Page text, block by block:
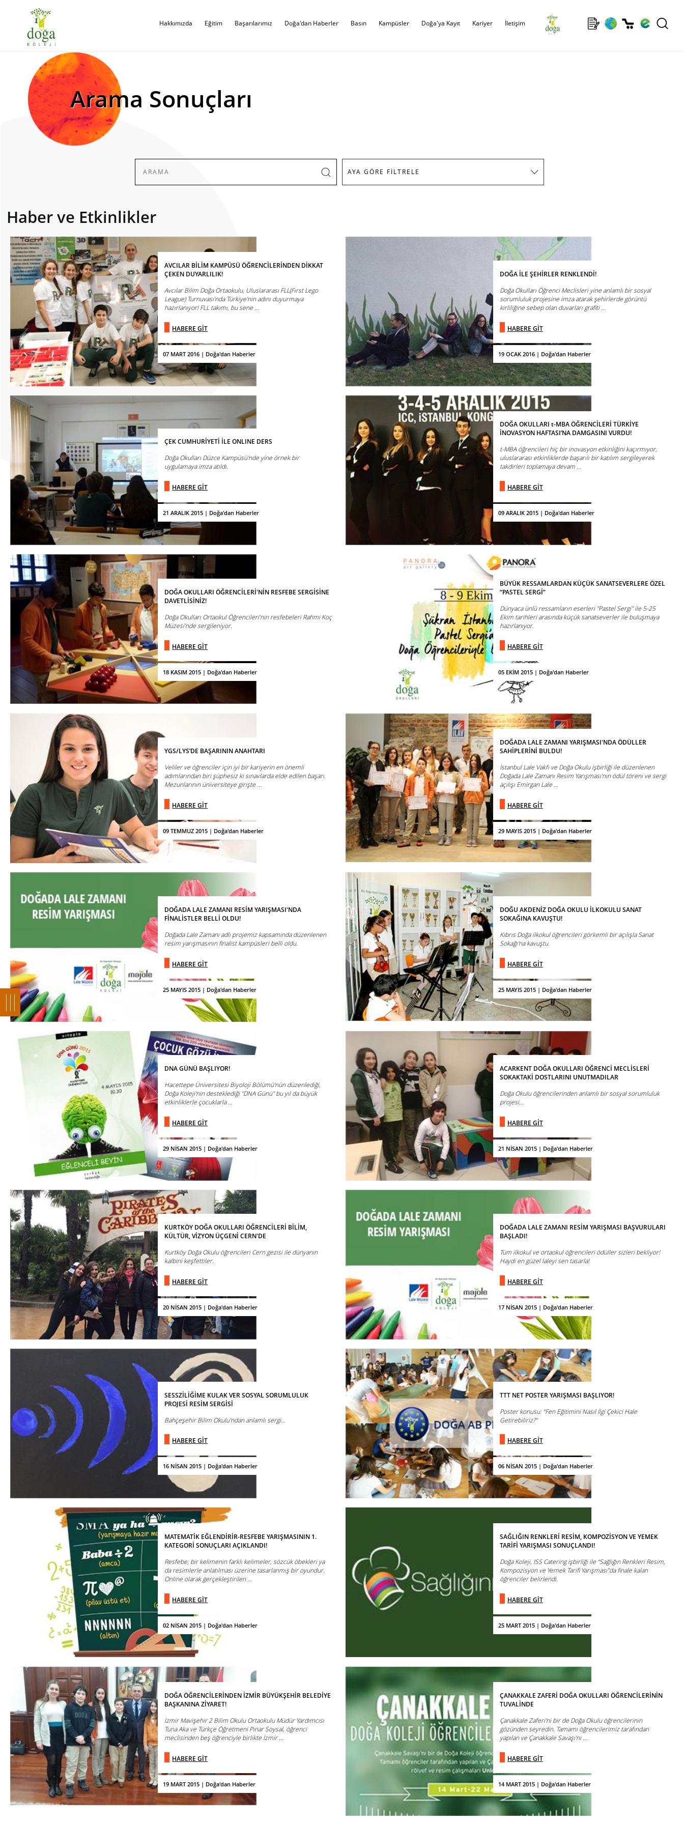
Hakkımızda Eğitim Başarılarımız Doğa'dan Haberler Basın Kampüsler Doğa'ya Kayıt Kariyer İletişim
Arama Sonuçları
Haber ve Etkinlikler
07 MART 2016 | Doğa'dan Haberler
AVCILAR BİLİM KAMPÜSÜ ÖĞRENCİLERİNDEN DİKKAT
ÇEKEN DUYARLILIK!
Avcılar Bilim Doğa Ortaokulu, Uluslararası FLL(Fırst Lego
League) Turnuvası’nda Türkiye'nin adını duyurmaya
hazırlanıyor! FLL takımı, bu sene ...
HABERE GİT
19 OCAK 2016 | Doğa'dan Haberler
DOĞA İLE ŞEHİRLER RENKLENDİ!
Doğa Okulları Öğrenci Meclisleri yine anlamlı bir sosyal
sorumluluk projesine imza atarak şehirlerde görüntü
kirliliğine sebep olan duvarları grafiti ...
HABERE GİT
21 ARALIK 2015 | Doğa'dan Haberler
ÇEK CUMHURİYETİ İLE ONLINE DERS
Doğa Okulları Düzce Kampüsü'nde yine örnek bir
uygulamaya imza atıldı.
HABERE GİT
09 ARALIK 2015 | Doğa'dan Haberler
DOĞA OKULLARI t-MBA ÖĞRENCİLERİ TÜRKİYE
İNOVASYON HAFTASI’NA DAMGASINI VURDU!
t-MBA öğrencileri hiç bir inovasyon etkinliğini kaçırmıyor,
uluslararası etkinliklerde başarılı bir katılım sergileyerek
takdirleri toplamaya devam ...
HABERE GİT
18 KASIM 2015 | Doğa'dan Haberler
DOĞA OKULLARI ÖĞRENCİLERİ'NİN RESFEBE SERGİSİNE
DAVETLİSİNİZ!
Doğa Okulları Ortaokul Öğrencileri’nin resfebeleri Rahmi Koç
Müzesi’nde sergileniyor.
HABERE GİT
05 EKİM 2015 | Doğa'dan Haberler
BÜYÜK RESSAMLARDAN KÜÇÜK SANATSEVERLERE ÖZEL
“PASTEL SERGİ”
Dünyaca ünlü ressamların eserleri "Pastel Sergi" ile 5-25
Ekim tarihleri arasında küçük sanatseverler ile buluşmaya
hazırlanıyor.
HABERE GİT
09 TEMMUZ 2015 | Doğa'dan Haberler
YGS/LYS’DE BAŞARININ ANAHTARI
Veliler ve öğrenciler için iyi bir kariyerin en önemli
adımlarından biri şüphesiz ki sınavlarda elde edilen başarı.
Mezunlarının üniversiteye girişte ...
HABERE GİT
29 MAYIS 2015 | Doğa'dan Haberler
DOĞADA LALE ZAMANI YARIŞMASI'NDA ÖDÜLLER
SAHİPLERİNİ BULDU!
İstanbul Lale Vakfı ve Doğa Okulu işbirliği ile düzenlenen
Doğada Lale Zamanı Resim Yarışması’nın ödül töreni ve sergi
açılışı Emirgan Lale ...
HABERE GİT
25 MAYIS 2015 | Doğa'dan Haberler
DOĞADA LALE ZAMANI RESİM YARIŞMASI'NDA
FİNALİSTLER BELLİ OLDU!
Doğada Lale Zamanı adlı projemiz kapsamında düzenlenen
resim yarışmasının finalist kampüsleri belli oldu.
HABERE GİT
25 MAYIS 2015 | Doğa'dan Haberler
DOĞU AKDENİZ DOĞA OKULU İLKOKULU SANAT
SOKAĞINA KAVUŞTU!
Kıbrıs Doğa ilkokul öğrencileri görkemli bir açılışla Sanat
Sokağı'na kavuştu.
HABERE GİT
29 NİSAN 2015 | Doğa'dan Haberler
DNA GÜNÜ BAŞLIYOR!
Hacettepe Üniversitesi Biyoloji Bölümü'nün düzenlediği,
Doğa Koleji'nin desteklediği "DNA Günü" bu yıl da büyük
etkinliklerle çocuklarla ...
HABERE GİT
21 NİSAN 2015 | Doğa'dan Haberler
ACARKENT DOĞA OKULLARI ÖĞRENCİ MECLİSLERİ
SOKAKTAKİ DOSTLARINI UNUTMADILAR
Doğa Okulu öğrencilerinden anlamlı bir sosyal sorumluluk
projesi…
HABERE GİT
20 NİSAN 2015 | Doğa'dan Haberler
KURTKÖY DOĞA OKULLARI ÖĞRENCİLERİ BİLİM,
KÜLTÜR, VİZYON ÜÇGENİ CERN'DE
Kurtköy Doğa Okulu öğrencileri Cern gezisi ile dünyanın
kalbini keşfettiler.
HABERE GİT
17 NİSAN 2015 | Doğa'dan Haberler
DOĞADA LALE ZAMANI RESİM YARIŞMASI BAŞVURULARI
BAŞLADI!
Tüm ilkokul ve ortaokul öğrencileri ödüller sizleri bekliyor!
Haydi en güzel laleyi sen tasarla!
HABERE GİT
16 NİSAN 2015 | Doğa'dan Haberler
SESSZİLİĞİME KULAK VER SOSYAL SORUMLULUK
PROJESİ RESİM SERGİSİ
Bahçeşehir Bilim Okulu’ndan anlamlı sergi…
HABERE GİT
06 NİSAN 2015 | Doğa'dan Haberler
TTT NET POSTER YARIŞMASI BAŞLIYOR!
Poster konusu: “Fen Eğitimini Nasıl İlgi Çekici Hale
Getirebiliriz?”
HABERE GİT
02 NİSAN 2015 | Doğa'dan Haberler
MATEMATİK EĞLENDİRİR-RESFEBE YARIŞMASININ 1.
KATEGORİ SONUÇLARI AÇIKLANDI!
Resfebe; bir kelimenin farklı kelimeler, sözcük öbekleri ya
da resimlerle anlatılması üzerine tasarlanmış bir oyundur.
Online olarak gerçekleştirilen ...
HABERE GİT
25 MART 2015 | Doğa'dan Haberler
SAĞLIĞIN RENKLERİ RESİM, KOMPOZİSYON VE YEMEK
TARİFİ YARIŞMASI SONUÇLANDI!
Doğa Koleji, ISS Catering işbirliği ile “Sağlığın Renkleri Resim,
Kompozisyon ve Yemek Tarifi Yarışması”da finale kalan
öğrenciler belirlendi.
HABERE GİT
19 MART 2015 | Doğa'dan Haberler
DOĞA ÖĞRENCİLERİNDEN İZMİR BÜYÜKŞEHİR BELEDİYE
BAŞKANINA ZİYARET!
İzmir Mavişehir 2 Bilim Okulu Ortaokulu Müdür Yardımcısı
Tuna Aka ve Türkçe Öğretmeni Pınar Soysal, öğrenci
meclisinden beş öğrenciyle birlikte İzmir ...
HABERE GİT
14 MART 2015 | Doğa'dan Haberler
ÇANAKKALE ZAFERİ DOĞA OKULLARI ÖĞRENCİLERİNİN
TUVALİNDE
Çanakkale Zaferi'ni bir de Doğa Okulu öğrencilerinin
gözünden seyredin. Tamamı öğrencilerimiz tarafından
yapılan ve Çanakkale Savaşı'nı ...
HABERE GİT